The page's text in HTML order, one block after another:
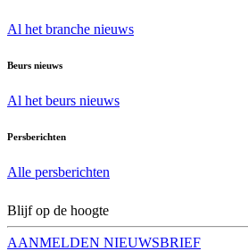
Al het branche nieuws
Beurs nieuws
Al het beurs nieuws
Persberichten
Alle persberichten
Blijf op de hoogte
AANMELDEN NIEUWSBRIEF